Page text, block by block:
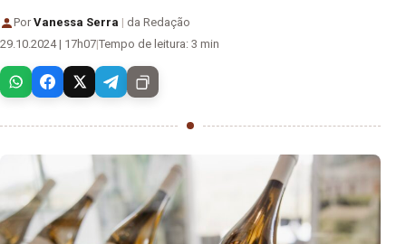
PorVanessa Serra | da Redação
29.10.2024 | 17h07|Tempo de leitura: 3 min